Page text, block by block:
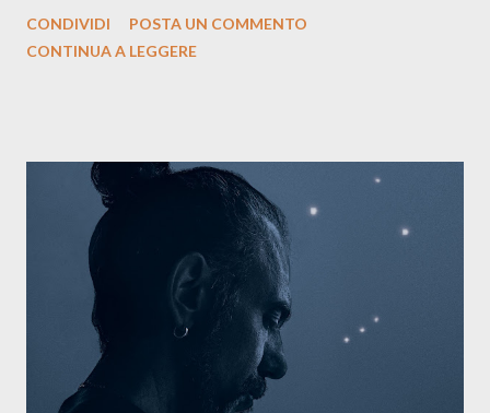
testo ibrido tra italiano e siciliano, e un’urgenza espressiva che
La canzone racconta la difficoltà di creare, e perfino di esistere,
sotto il peso della realtà. Ma lo fa cercando una via d’uscita, una
forma di assoluzione, nel vivere e nel suonare, nel trovare respiro
anche quando l’aria sembra farsi più densa. Il brano è anche una
dichiarazione d’intenti: Cico Messina apre il suo nuovo percorso
artistico con una composizi...
CONDIVIDI
POSTA UN COMMENTO
CONTINUA A LEGGERE